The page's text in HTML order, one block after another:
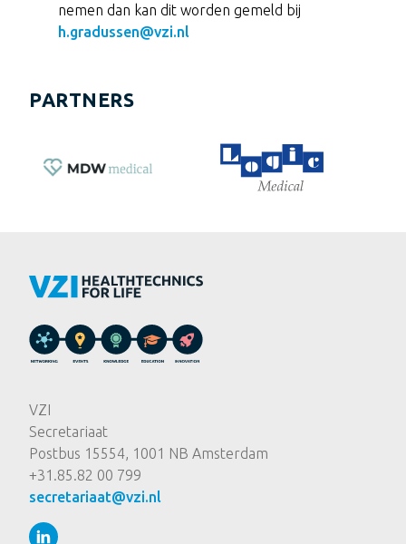
nemen dan kan dit worden gemeld bij
h.gradussen@vzi.nl
PARTNERS
VZI
Secretariaat
Postbus 15554, 1001 NB Amsterdam
+31.85.82 00 799
secretariaat@vzi.nl